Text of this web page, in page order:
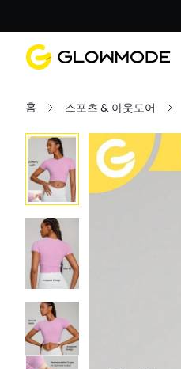
홈 스포츠 & 아웃도어